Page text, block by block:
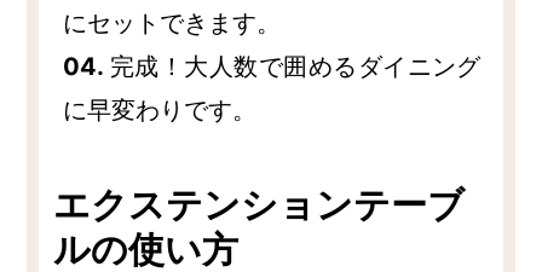
にセットできます。
04. 完成！大人数で囲めるダイニング
に早変わりです。
エクステンションテーブ
ルの使い方